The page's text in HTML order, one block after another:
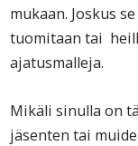
mukaan. Joskus
tuomitaan tai
ajatusmalleja.
Mikäli sinulla on
jäsenten tai